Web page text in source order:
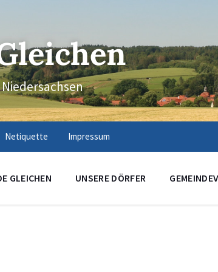
Netiquette Impressum
GLEICHEN UNSERE DÖRFER